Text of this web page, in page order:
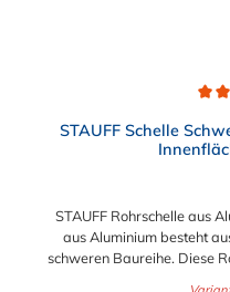
STAUFF Schelle
STAUFF Rohrschelle aus
aus Aluminium besteht
schweren Baureihe. Diese